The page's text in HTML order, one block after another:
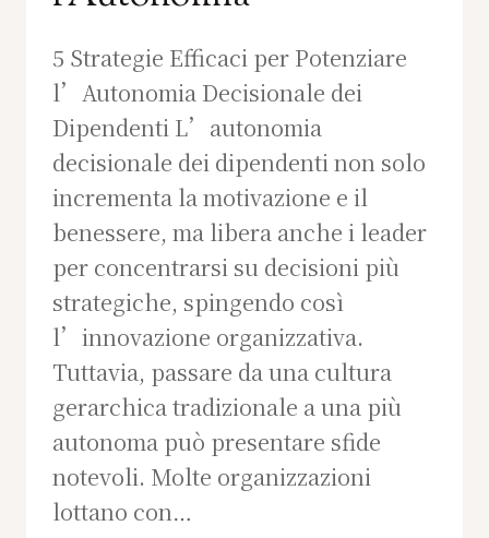
5 Strategie Efficaci per Potenziare
l’Autonomia Decisionale dei
Dipendenti L’autonomia
decisionale dei dipendenti non solo
incrementa la motivazione e il
benessere, ma libera anche i leader
per concentrarsi su decisioni più
strategiche, spingendo così
l’innovazione organizzativa.
Tuttavia, passare da una cultura
gerarchica tradizionale a una più
autonoma può presentare sfide
notevoli. Molte organizzazioni
lottano con…